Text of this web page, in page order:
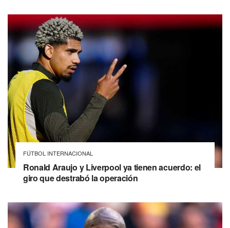
FÚTBOL INTERNACIONAL
Ronald Araujo y Liverpool ya tienen acuerdo: el
giro que destrabó la operación